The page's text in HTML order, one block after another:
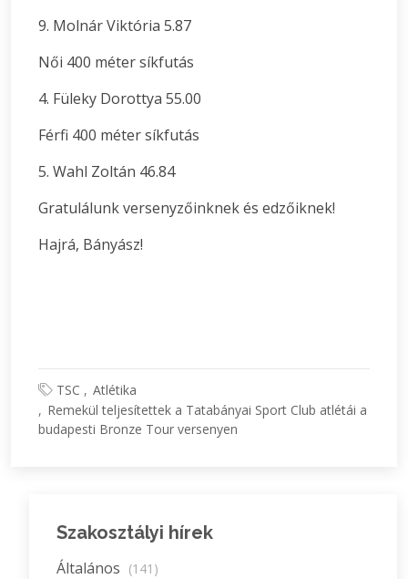
9. Molnár Viktória 5.87
Női 400 méter síkfutás
4. Füleky Dorottya 55.00
Férfi 400 méter síkfutás
5. Wahl Zoltán 46.84
Gratulálunk versenyzőinknek és edzőiknek!
Hajrá, Bányász!
TSC
Atlétika
Remekül teljesítettek a Tatabányai Sport Club atlétái a
budapesti Bronze Tour versenyen
Szakosztályi hírek
Általános (141)